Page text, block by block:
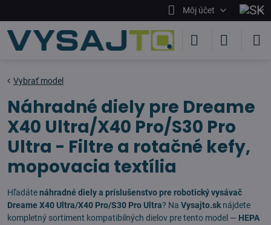
Môj účet
Vybrať model
Náhradné diely pre Dreame
X40 Ultra/X40 Pro/S30 Pro
Ultra - Filtre a rotačné kefy,
mopovacia textília
Hľadátenáhradné diely a príslušenstvo pre robotický vysávač
Dreame X40 Ultra/X40 Pro/S30 Pro Ultra? Na Vysajto.sk nájdete
kompletný sortiment kompatibilných dielov pre tento model — HEPA